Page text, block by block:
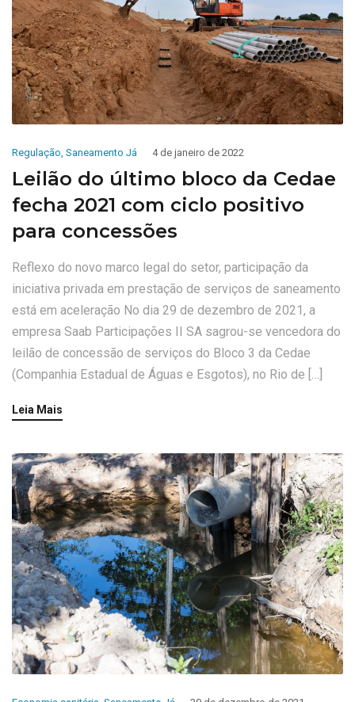
Regulação, Saneamento Já 4 de janeiro de 2022
Leilão do último bloco da Cedae
fecha 2021 com ciclo positivo
para concessões
Reflexo do novo marco legal do setor, participação da
iniciativa privada em prestação de serviços de saneamento
está em aceleração No dia 29 de dezembro de 2021, a
empresa Saab Participações II SA sagrou-se vencedora do
leilão de concessão de serviços do Bloco 3 da Cedae
(Companhia Estadual de Águas e Esgotos), no Rio de […]
Leia Mais